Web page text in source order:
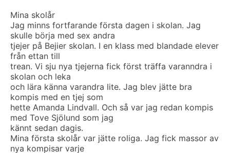
Mina skolår
Jag minns fortfarande första dagen i skolan. Jag
skulle börja med sex andra
tjejer på Bejier skolan. I en klass med blandade elever
från ettan till
trean. Vi sju nya tjejerna fick först träffa varanndra i
skolan och leka
och lära känna varandra lite. Jag blev jätte bra
kompis med en tjej som
hette Amanda Lindvall. Och så var jag redan kompis
med Tove Sjölund som jag
kännt sedan dagis.
Mina första skolår var jätte roliga. Jag fick massor av
nya kompisar varje